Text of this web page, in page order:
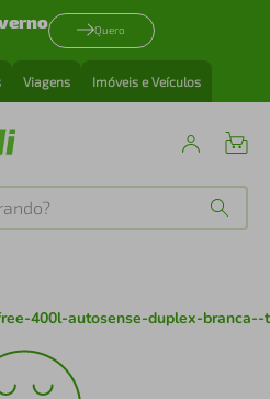
Quero
Viagens Imóveis e Veículos
400l-autosense-duplex-branca--